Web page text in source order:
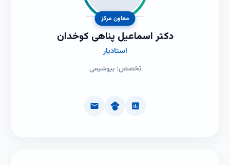
معاون مرکز
دکتر اسماعیل پناهی کوخدان
استادیار
تخصص: بیوشیمی